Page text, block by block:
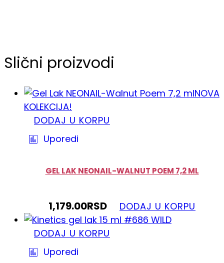
Slični proizvodi
NOVA
KOLEKCIJA!
DODAJ U KORPU
Uporedi
GEL LAK NEONAIL-WALNUT POEM 7,2 ML
1,179.00RSD DODAJ U KORPU
DODAJ U KORPU
Uporedi